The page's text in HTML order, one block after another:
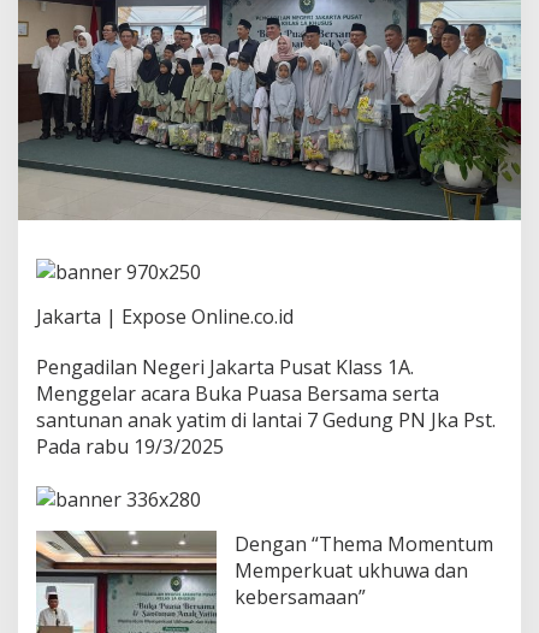
i
J
a
k
a
r
t
a
P
u
s
1
A
B
u
a
Jakarta | Expose Online.co.id
Pengadilan Negeri Jakarta Pusat Klass 1A.
Menggelar acara Buka Puasa Bersama serta
santunan anak yatim di lantai 7 Gedung PN Jka Pst.
Pada rabu 19/3/2025
Dengan “Thema Momentum
Memperkuat ukhuwa dan
kebersamaan”